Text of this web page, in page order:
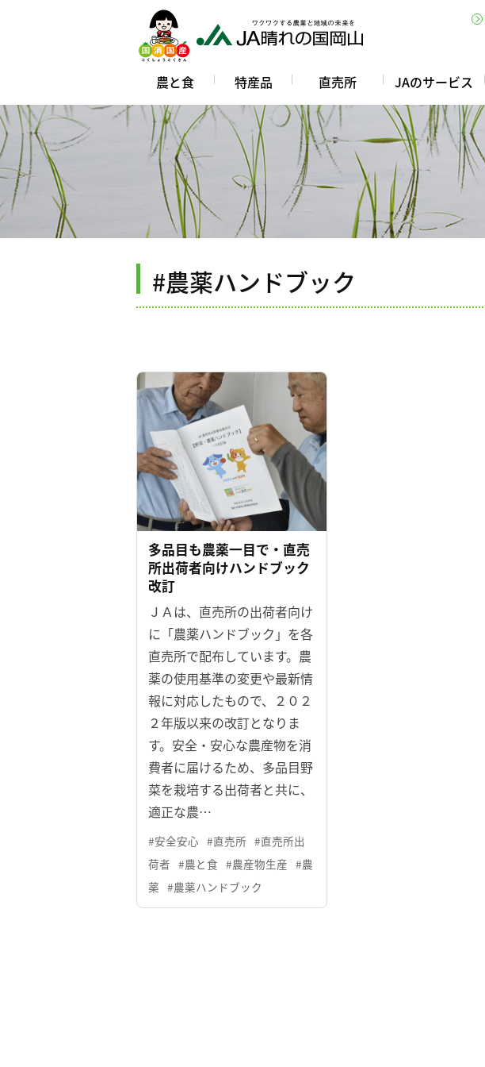
農と食 特産品 直売所 JAのサービス
#農薬ハンドブック
多品目も農薬一目で・直売
所出荷者向けハンドブック
改訂
ＪＡは、直売所の出荷者向け
に「農薬ハンドブック」を各
直売所で配布しています。農
薬の使用基準の変更や最新情
報に対応したもので、２０２
２年版以来の改訂となりま
す。安全・安心な農産物を消
費者に届けるため、多品目野
菜を栽培する出荷者と共に、
適正な農…
#安全安心 #直売所 #直売所出
荷者 #農と食 #農産物生産 #農
薬 #農薬ハンドブック